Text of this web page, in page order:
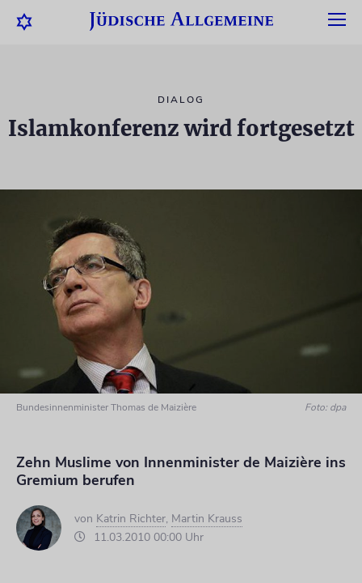
DIALOG
Islamkonferenz wird fortgesetzt
Bundesinnenminister Thomas de Maizière Foto: dpa
Zehn Muslime von Innenminister de Maizière ins
Gremium berufen
von Katrin Richter, Martin Krauss
11.03.2010 00:00 Uhr